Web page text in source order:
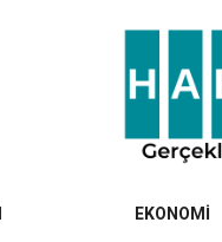
EKONOMİ